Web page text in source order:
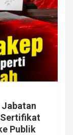
Jabatan
Sertifikat
Publik